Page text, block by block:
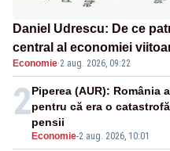
Daniel Udrescu: De ce
central al economiei
Economie·2 aug. 2026, 09:22
2
Economie-2 aug. 2026, 10:01
Piperea (AUR): România
pentru că era o
pensii